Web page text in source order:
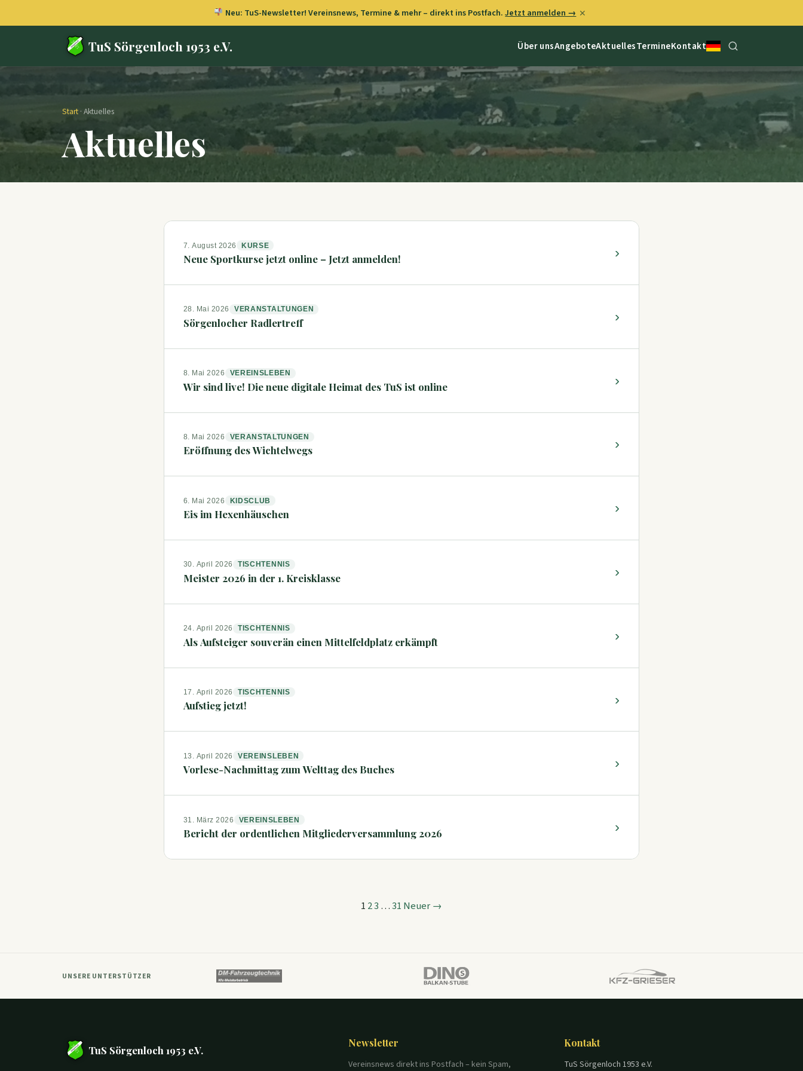
Neu: TuS-Newsletter! Vereinsnews, Termine & mehr – direkt ins Postfach.Jetzt anmelden → ✕
TuS Sörgenloch 1953 e.V. Über unsAngeboteAktuellesTermineKontakt
Start · Aktuelles
Aktuelles
7. August 2026 KURSE
Neue Sportkurse jetzt online – Jetzt anmelden! ›
28. Mai 2026 VERANSTALTUNGEN
Sörgenlocher Radlertreff ›
8. Mai 2026 VEREINSLEBEN
Wir sind live! Die neue digitale Heimat des TuS ist online ›
8. Mai 2026 VERANSTALTUNGEN
Eröffnung des Wichtelwegs ›
6. Mai 2026 KIDSCLUB
Eis im Hexenhäuschen ›
30. April 2026 TISCHTENNIS
Meister 2026 in der 1. Kreisklasse ›
24. April 2026 TISCHTENNIS
Als Aufsteiger souverän einen Mittelfeldplatz erkämpft ›
17. April 2026 TISCHTENNIS
Aufstieg jetzt! ›
13. April 2026 VEREINSLEBEN
Vorlese-Nachmittag zum Welttag des Buches ›
31. März 2026 VEREINSLEBEN
Bericht der ordentlichen Mitgliederversammlung 2026 ›
1 23 …31 Neuer →
UNSERE UNTERSTÜTZER
TuS Sörgenloch 1953 e.V.
Newsletter
Vereinsnews direkt ins Postfach – kein Spam,
Kontakt
TuS Sörgenloch 1953 e.V.